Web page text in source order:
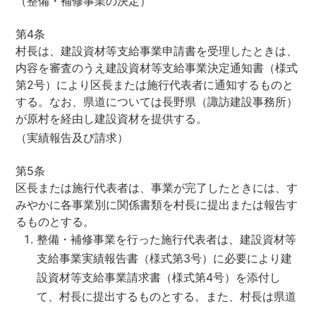
第4条
村長は、建設資材等支給事業申請書を受理したときは、
内容を審査のうえ建設資材等支給事業決定通知書（様式
第2号）により区長または施行代表者に通知するものと
する。なお、県道については長野県（諏訪建設事務所）
が原村を経由し建設資材を提供する。
（実績報告及び請求）
第5条
区長または施行代表者は、事業が完了したときには、す
みやかに各事業別に関係書類を村長に提出または報告す
るものとする。
整備・補修事業を行った施行代表者は、建設資材等
支給事業実績報告書（様式第3号）に必要により建
設資材等支給事業請求書（様式第4号）を添付し
て、村長に提出するものとする。また、村長は県道